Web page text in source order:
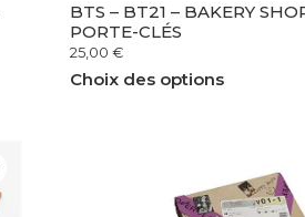
BTS – BT21 – BAKERY
PORTE-CLÉS
25,00€
Choix des options